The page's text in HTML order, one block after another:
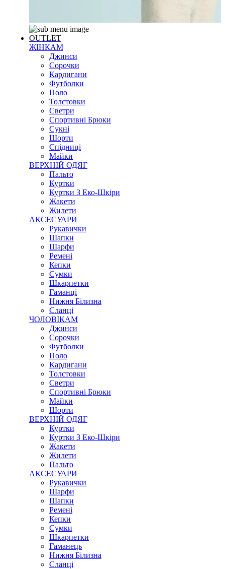
OUTLET
ЖІНКАМ
Джинси
Сорочки
Кардигани
Футболки
Поло
Толстовки
Светри
Спортивні Брюки
Сукні
Шорти
Спідниці
Майки
ВЕРХНІЙ ОДЯГ
Пальто
Куртки
Куртки З Еко-Шкіри
Жакети
Жилети
АКСЕСУАРИ
Рукавички
Шапки
Шарфи
Ремені
Кепки
Сумки
Шкарпетки
Гаманці
Нижня Білизна
Сланці
ЧОЛОВІКАМ
Джинси
Сорочки
Футболки
Поло
Кардигани
Толстовки
Светри
Спортивні Брюки
Майки
Шорти
ВЕРХНІЙ ОДЯГ
Куртки
Куртки З Еко-Шкіри
Жакети
Жилети
Пальто
АКСЕСУАРИ
Рукавички
Шарфи
Шапки
Ремені
Кепки
Сумки
Шкарпетки
Гаманець
Нижня Білизна
Сланці